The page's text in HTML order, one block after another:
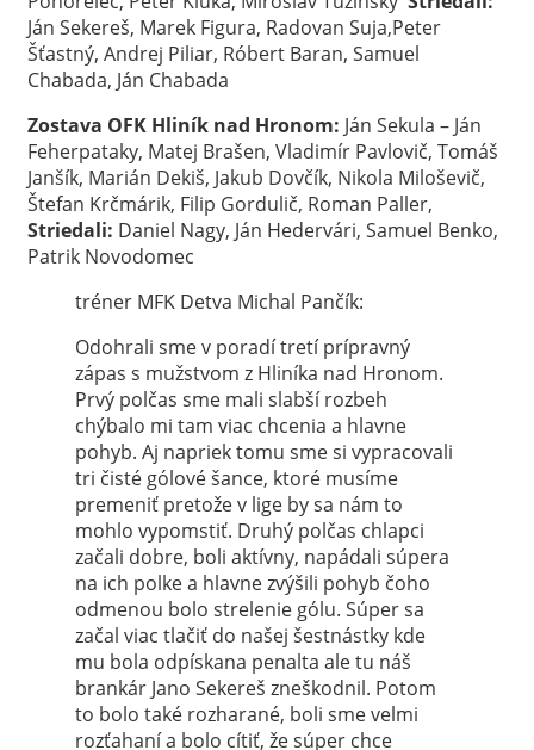
Ján Sekereš, Marek Figura, Radovan Suja,Peter
Šťastný, Andrej Piliar, Róbert Baran, Samuel
Chabada, Ján Chabada
Zostava OFK Hliník nad Hronom: Ján Sekula – Ján
Feherpataky, Matej Brašen, Vladimír Pavlovič, Tomáš
Janšík, Marián Dekiš, Jakub Dovčík, Nikola Miloševič,
Štefan Krčmárik, Filip Gordulič, Roman Paller,
Striedali: Daniel Nagy, Ján Hedervári, Samuel Benko,
Patrik Novodomec
tréner MFK Detva Michal Pančík:
Odohrali sme v poradí tretí prípravný
zápas s mužstvom z Hliníka nad Hronom.
Prvý polčas sme mali slabší rozbeh
chýbalo mi tam viac chcenia a hlavne
pohyb. Aj napriek tomu sme si vypracovali
tri čisté gólové šance, ktoré musíme
premeniť pretože v lige by sa nám to
mohlo vypomstiť. Druhý polčas chlapci
začali dobre, boli aktívny, napádali súpera
na ich polke a hlavne zvýšili pohyb čoho
odmenou bolo strelenie gólu. Súper sa
začal viac tlačiť do našej šestnástky kde
mu bola odpískana penalta ale tu náš
brankár Jano Sekereš zneškodnil. Potom
to bolo také rozharané, boli sme velmi
rozťahaní a bolo cítiť, že súper chce